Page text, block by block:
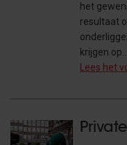
het
resultaat
krijgen op…
Lees het